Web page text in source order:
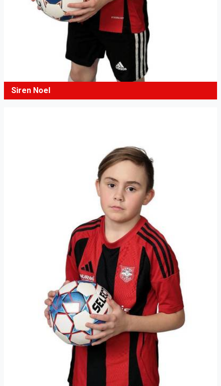
Siren Noel